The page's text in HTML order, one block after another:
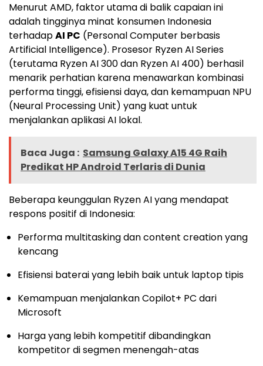
Menurut AMD, faktor utama di balik capaian ini
adalah tingginya minat konsumen Indonesia
terhadapAI PC (Personal Computer berbasis
Artificial Intelligence). Prosesor Ryzen AI Series
(terutama Ryzen AI 300 dan Ryzen AI 400) berhasil
menarik perhatian karena menawarkan kombinasi
performa tinggi, efisiensi daya, dan kemampuan NPU
(Neural Processing Unit) yang kuat untuk
menjalankan aplikasi AI lokal.
Baca Juga : Samsung Galaxy A15 4G Raih
Predikat HP Android Terlaris di Dunia
Beberapa keunggulan Ryzen AI yang mendapat
respons positif di Indonesia:
Performa multitasking dan content creation yang
kencang
Efisiensi baterai yang lebih baik untuk laptop tipis
Kemampuan menjalankan Copilot+ PC dari
Microsoft
Harga yang lebih kompetitif dibandingkan
kompetitor di segmen menengah-atas